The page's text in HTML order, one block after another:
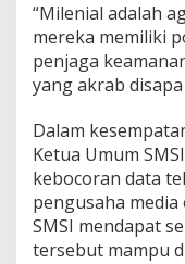
“Milenial adalah
mereka memiliki
penjaga
yang akrab
Dalam
Ketua Umum
kebocoran data
pengusaha
SMSI mendapat
tersebut mampu